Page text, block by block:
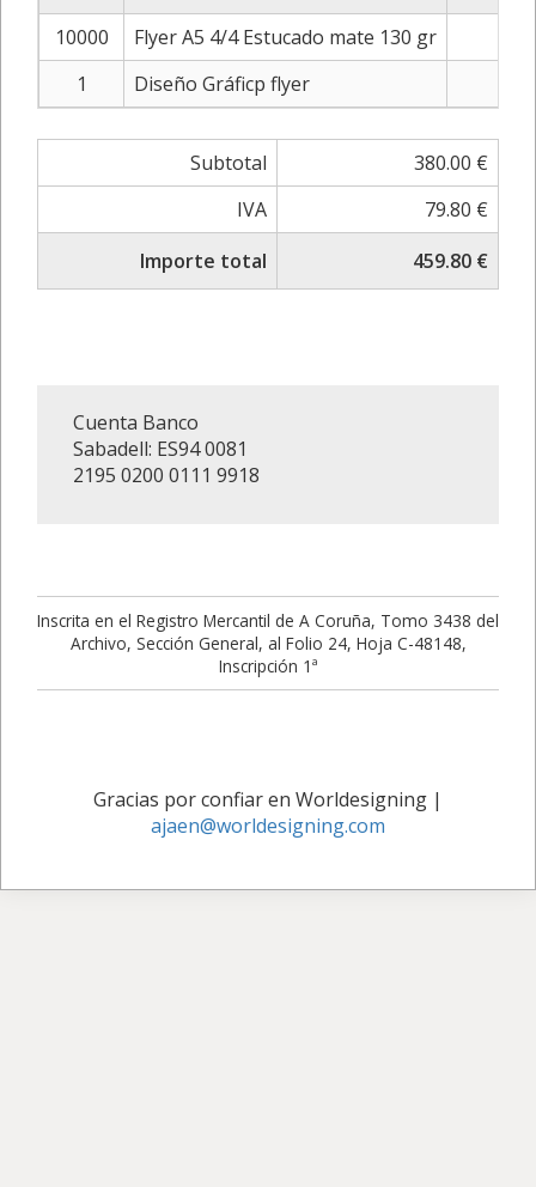
10000
Flyer A5 4/4 Estucado mate 130 gr
1
Diseño Gráficp flyer
Subtotal
380.00 €
IVA
79.80 €
Importe total
459.80 €
Cuenta Banco
Sabadell: ES94 0081
2195 0200 0111 9918
Inscrita en el Registro Mercantil de A Coruña, Tomo 3438 del
Archivo, Sección General, al Folio 24, Hoja C-48148,
Inscripción 1ª
Gracias por confiar en Worldesigning |
ajaen@worldesigning.com